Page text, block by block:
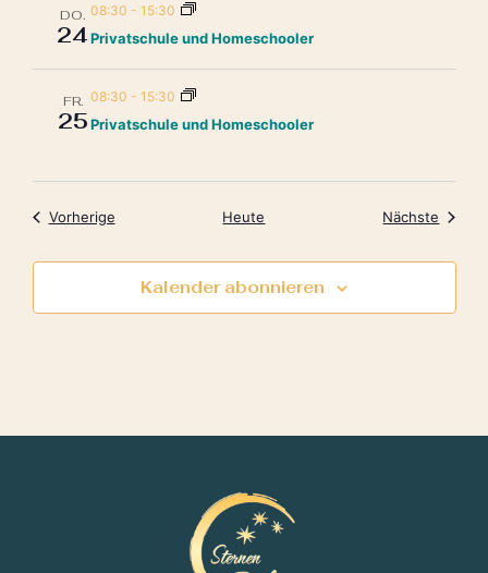
DO.
24
08:30 - 15:30
Privatschule und Homeschooler
FR.
25
08:30 - 15:30
Privatschule und Homeschooler
VorherigeVeranstaltungenHeute Nächste
Kalender abonnieren